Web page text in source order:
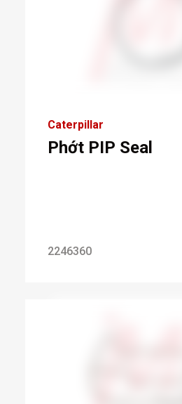
Caterpillar
Phớt PIP Seal
2246360